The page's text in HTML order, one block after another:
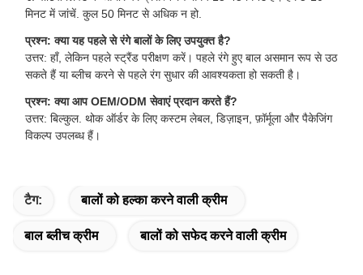
मिनट में जांचें. कुल 50 मिनट से अधिक न हो.
प्रश्न: क्या यह पहले से रंगे बालों के लिए उपयुक्त है?
उत्तर: हाँ, लेकिन पहले स्ट्रैंड परीक्षण करें। पहले रंगे हुए बाल असमान रूप से उठ
सकते हैं या ब्लीच करने से पहले रंग सुधार की आवश्यकता हो सकती है।
प्रश्न: क्या आप OEM/ODM सेवाएं प्रदान करते हैं?
उत्तर: बिल्कुल. थोक ऑर्डर के लिए कस्टम लेबल, डिज़ाइन, फ़ॉर्मूला और पैकेजिंग
विकल्प उपलब्ध हैं।
टैग: बालों को हल्का करने वाली क्रीम
बाल ब्लीच क्रीम बालों को सफेद करने वाली क्रीम